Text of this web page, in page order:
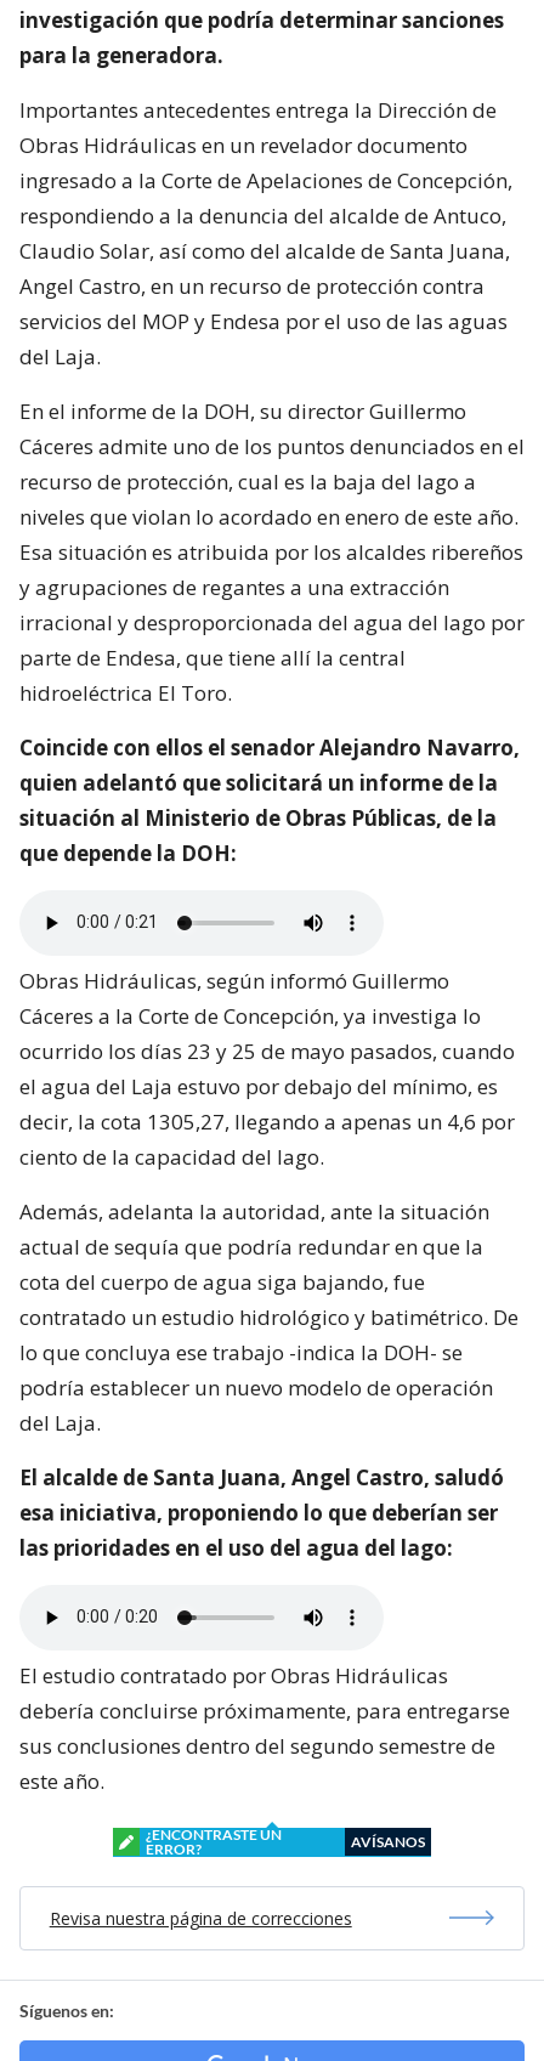
investigación que podría determinar sanciones
para la generadora.
Importantes antecedentes entrega la Dirección de
Obras Hidráulicas en un revelador documento
ingresado a la Corte de Apelaciones de Concepción,
respondiendo a la denuncia del alcalde de Antuco,
Claudio Solar, así como del alcalde de Santa Juana,
Angel Castro, en un recurso de protección contra
servicios del MOP y Endesa por el uso de las aguas
del Laja.
En el informe de la DOH, su director Guillermo
Cáceres admite uno de los puntos denunciados en el
recurso de protección, cual es la baja del lago a
niveles que violan lo acordado en enero de este año.
Esa situación es atribuida por los alcaldes ribereños
y agrupaciones de regantes a una extracción
irracional y desproporcionada del agua del lago por
parte de Endesa, que tiene allí la central
hidroeléctrica El Toro.
Coincide con ellos el senador Alejandro Navarro,
quien adelantó que solicitará un informe de la
situación al Ministerio de Obras Públicas, de la
que depende la DOH:
Obras Hidráulicas, según informó Guillermo
Cáceres a la Corte de Concepción, ya investiga lo
ocurrido los días 23 y 25 de mayo pasados, cuando
el agua del Laja estuvo por debajo del mínimo, es
decir, la cota 1305,27, llegando a apenas un 4,6 por
ciento de la capacidad del lago.
Además, adelanta la autoridad, ante la situación
actual de sequía que podría redundar en que la
cota del cuerpo de agua siga bajando, fue
contratado un estudio hidrológico y batimétrico. De
lo que concluya ese trabajo -indica la DOH- se
podría establecer un nuevo modelo de operación
del Laja.
El alcalde de Santa Juana, Angel Castro, saludó
esa iniciativa, proponiendo lo que deberían ser
las prioridades en el uso del agua del lago:
El estudio contratado por Obras Hidráulicas
debería concluirse próximamente, para entregarse
sus conclusiones dentro del segundo semestre de
este año.
¿ENCONTRASTE UN
ERROR?
AVÍSANOS
Revisa nuestra página de correcciones
Síguenos en: